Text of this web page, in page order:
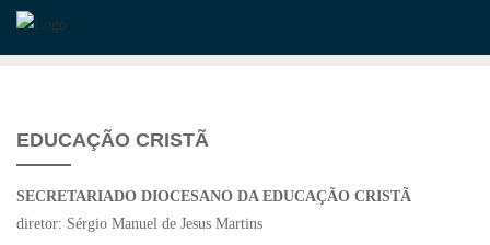
Skip
EDUCAÇÃO CRISTÃ
SECRETARIADO DIOCESANO DA EDUCAÇÃO CRISTÃ
diretor: Sérgio Manuel de Jesus Martins